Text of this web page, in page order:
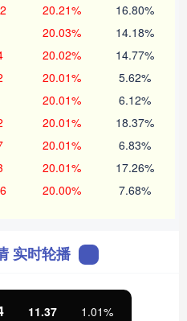
20.21% 16.80%
20.03% 14.18%
20.02% 14.77%
20.01% 5.62%
20.01% 6.12%
20.01% 18.37%
20.01% 6.83%
20.01% 17.26%
20.00% 7.68%
实时轮播
11.37 1.01%